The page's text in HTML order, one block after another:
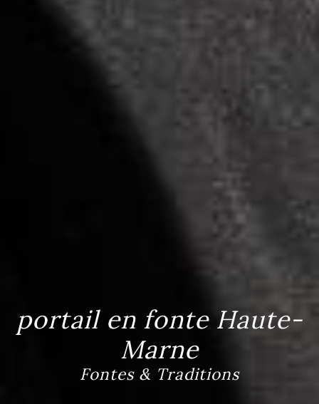
portail en fonte Haute-
Marne
Fontes & Traditions